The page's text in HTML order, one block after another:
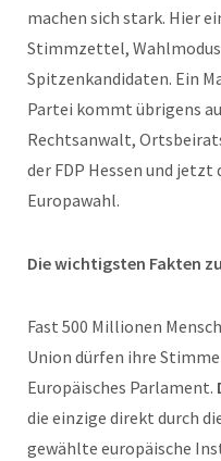
machen sich stark. Hier
Stimmzettel, Wahlmodus
Spitzenkandidaten. Ein
Partei kommt übrigens
Rechtsanwalt,
der FDP Hessen und
Europawahl.
Die wichtigsten Fakten
Fast 500 Millionen
Union dürfen ihre
Europäisches Parlament.
die einzige direkt durch
gewählte europäische